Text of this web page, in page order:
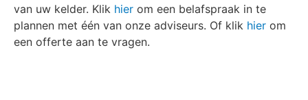
van uw kelder. Klik hier om een belafspraak in te
plannen met één van onze adviseurs. Of klik hier om
een offerte aan te vragen.